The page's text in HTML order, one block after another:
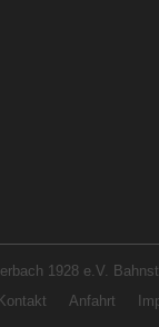
1928 e.V.
Kontakt Anfahrt